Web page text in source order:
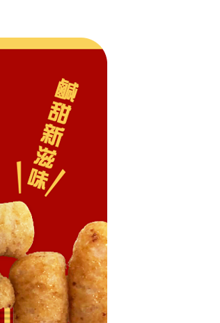
據個別帳號之用戶狀況，依本公司
額度不足之情形，本公司將視審查
資訊註冊。若發現惡意使用之情
該用戶之使用額度並採取法律行
)免運費
)免運費
購】
吉物流【單包選購】最